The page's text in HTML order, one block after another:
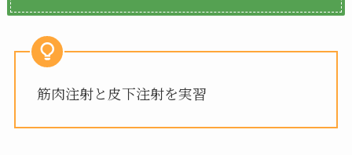
筋肉注射と皮下注射を実習